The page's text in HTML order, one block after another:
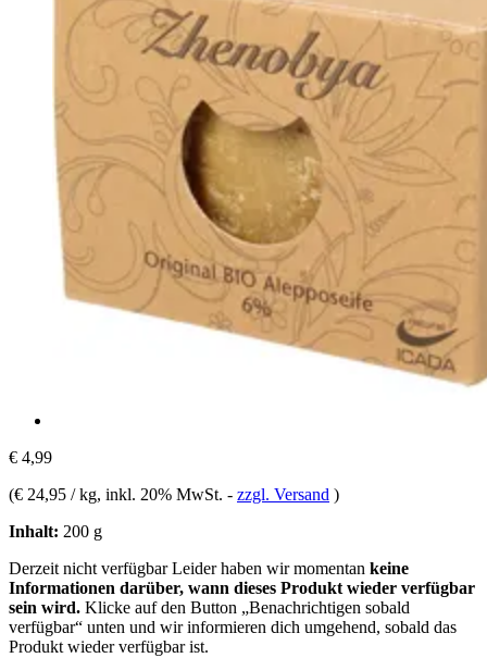
€ 4,99
(€ 24,95 / kg, inkl. 20% MwSt. - zzgl. Versand )
Inhalt: 200 g
Derzeit nicht verfügbarLeider haben wir momentan keine
Informationen darüber, wann dieses Produkt wieder verfügbar
sein wird. Klicke auf den Button „Benachrichtigen sobald
verfügbar“ unten und wir informieren dich umgehend, sobald das
Produkt wieder verfügbar ist.